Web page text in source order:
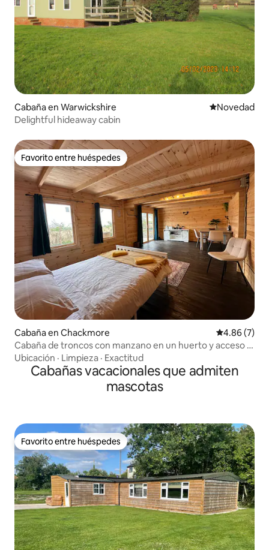
Cabaña en Warwickshire Lugar para
Novedad
Delightful hideaway cabin
Favorito entre huéspedes
Favorito entre huéspedes
Cabaña en Chackmore Calificación
4.86 (7)
Cabaña de troncos con manzano en un huerto y acceso a
un spa
Ubicación · Limpieza · Exactitud
Cabañas vacacionales que admiten
mascotas
Favorito entre huéspedes
Favorito entre huéspedes